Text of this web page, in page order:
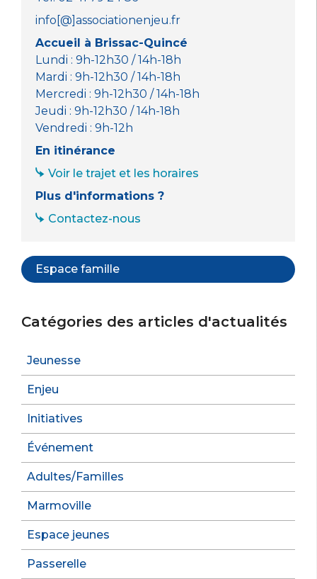
info[@]associationenjeu.fr
Accueil à Brissac-Quincé
Lundi : 9h-12h30 / 14h-18h
Mardi : 9h-12h30 / 14h-18h
Mercredi : 9h-12h30 / 14h-18h
Jeudi : 9h-12h30 / 14h-18h
Vendredi : 9h-12h
En itinérance
Voir le trajet et les horaires
Plus d'informations ?
Contactez-nous
Espace famille
Catégories des articles d'actualités
Jeunesse
Enjeu
Initiatives
Événement
Adultes/Familles
Marmoville
Espace jeunes
Passerelle